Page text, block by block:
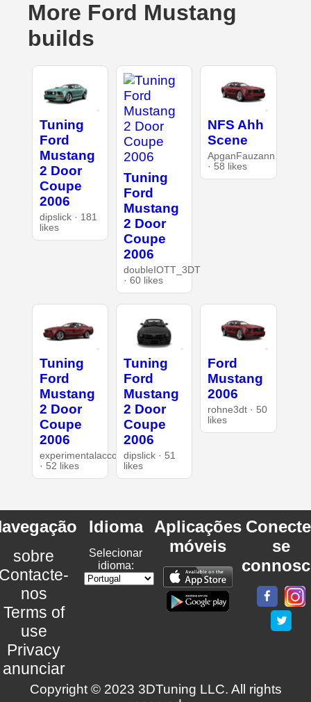
More Ford Mustang
builds
Tuning
Ford
Mustang
2 Door
Coupe
2006
dipslick · 181
likes
Tuning
Ford
Mustang
2 Door
Coupe
2006
doubleIOTT_3DT
· 60 likes
NFS Ahh
Scene
ApganFauzann
· 58 likes
Tuning
Ford
Mustang
2 Door
Coupe
2006
experimentalaccount
· 52 likes
Tuning
Ford
Mustang
2 Door
Coupe
2006
dipslick · 51
likes
Ford
Mustang
2006
rohne3dt · 50
likes
sobre
nos
Terms of
use
Privacy
anunciar
Idioma
Selecionar
idioma:
Aplicações
móveis
se
Copyright © 2023 3DTuning LLC. All rights